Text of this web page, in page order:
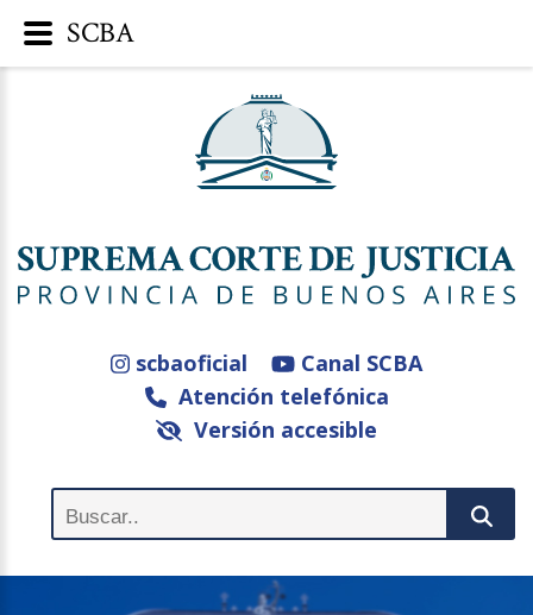
scbaoficial
Canal SCBA
Atención telefónica
Versión accesible
SCBA